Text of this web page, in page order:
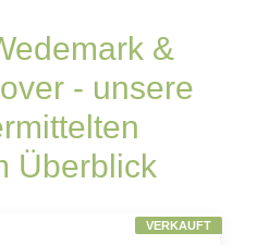
&
- unsere
Überblick
VERKAUFT